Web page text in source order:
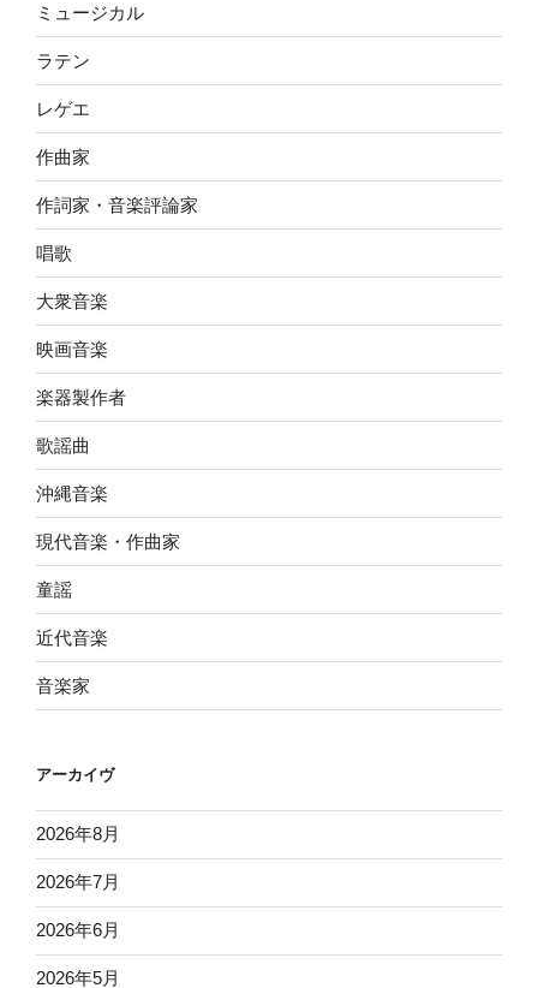
ミュージカル
ラテン
レゲエ
作曲家
作詞家・音楽評論家
唱歌
大衆音楽
映画音楽
楽器製作者
歌謡曲
沖縄音楽
現代音楽・作曲家
童謡
近代音楽
音楽家
アーカイヴ
2026年8月
2026年7月
2026年6月
2026年5月